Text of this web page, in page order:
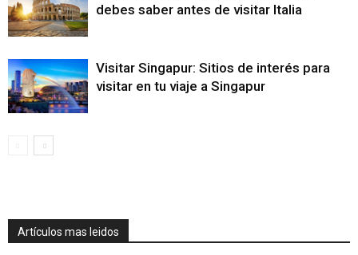
debes saber antes de visitar Italia
Visitar Singapur: Sitios de interés para
visitar en tu viaje a Singapur
Artículos mas leidos